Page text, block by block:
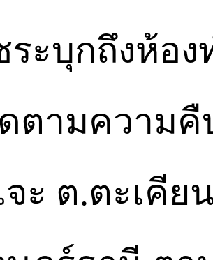
ะบุกถึงห้อง
ตามความ
ะ ต.ตะเคี